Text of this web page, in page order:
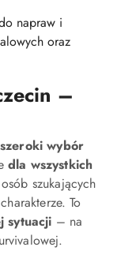
napraw i
oraz
–
wybór
dla wszystkich
szukających
To
sytuacji – na